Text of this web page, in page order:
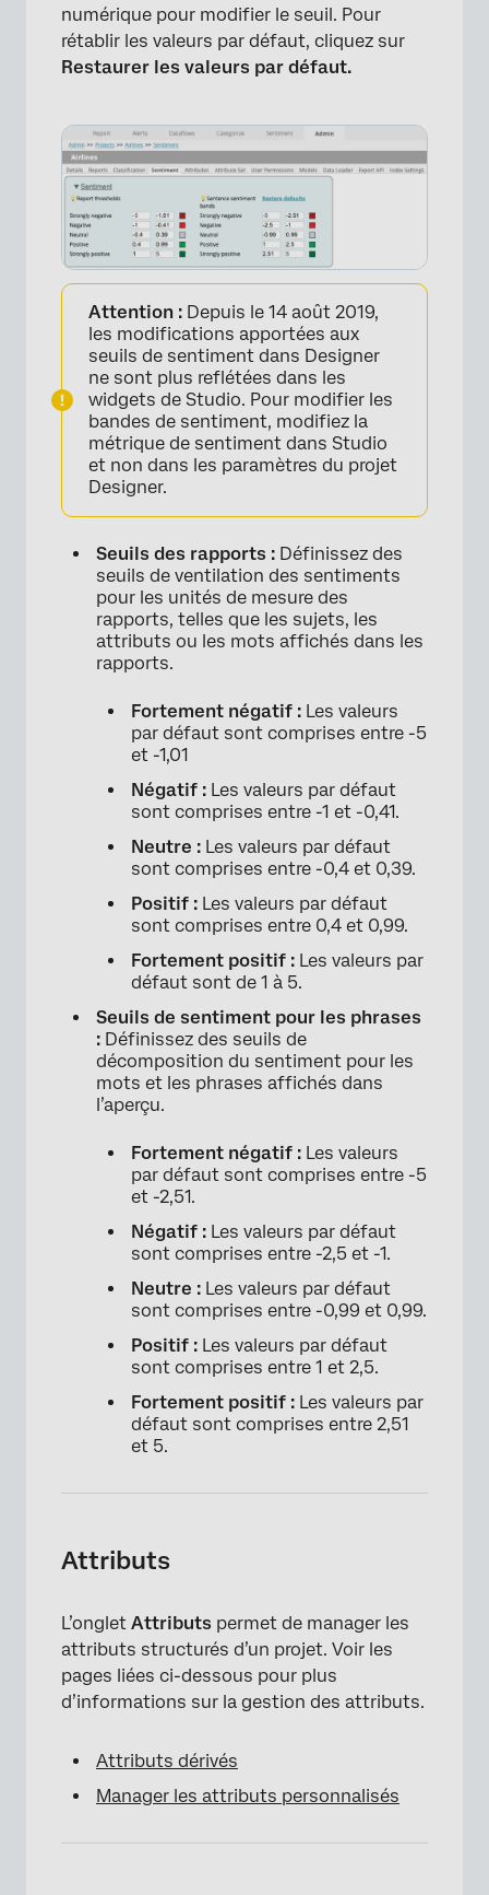
numérique pour modifier le seuil. Pour
rétablir les valeurs par défaut, cliquez sur
Restaurer les valeurs par défaut.
×
Attention : Depuis le 14 août 2019,
les modifications apportées aux
seuils de sentiment dans Designer
ne sont plus reflétées dans les
widgets de Studio. Pour modifier les
bandes de sentiment, modifiez la
métrique de sentiment dans Studio
et non dans les paramètres du projet
Designer.
Seuils des rapports : Définissez des
seuils de ventilation des sentiments
pour les unités de mesure des
rapports, telles que les sujets, les
attributs ou les mots affichés dans les
rapports.
Fortement négatif : Les valeurs
par défaut sont comprises entre -5
et -1,01
Négatif : Les valeurs par défaut
sont comprises entre -1 et -0,41.
Neutre : Les valeurs par défaut
sont comprises entre -0,4 et 0,39.
Positif : Les valeurs par défaut
sont comprises entre 0,4 et 0,99.
Fortement positif : Les valeurs par
défaut sont de 1 à 5.
Seuils de sentiment pour les phrases
: Définissez des seuils de
décomposition du sentiment pour les
mots et les phrases affichés dans
l’aperçu.
Fortement négatif : Les valeurs
par défaut sont comprises entre -5
et -2,51.
Négatif : Les valeurs par défaut
sont comprises entre -2,5 et -1.
Neutre : Les valeurs par défaut
sont comprises entre -0,99 et 0,99.
Positif : Les valeurs par défaut
sont comprises entre 1 et 2,5.
Fortement positif : Les valeurs par
défaut sont comprises entre 2,51
et 5.
Attributs
L’onglet Attributs permet de manager les
attributs structurés d’un projet. Voir les
pages liées ci-dessous pour plus
d’informations sur la gestion des attributs.
Attributs dérivés
Manager les attributs personnalisés